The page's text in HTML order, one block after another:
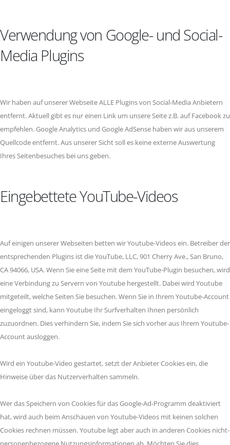
Verwendung von Google- und Social-
Media Plugins
Wir haben auf unserer Webseite ALLE Plugins von Social-Media Anbietern
entfernt. Aktuell gibt es nur einen Link um unsere Seite z.B. auf Facebook zu
empfehlen. Google Analytics und Google AdSense haben wir aus unserem
Quellcode entfernt. Aus unserer Sicht soll es keine externe Auswertung
Ihres Seitenbesuches bei uns geben.
Eingebettete YouTube-Videos
Auf einigen unserer Webseiten betten wir Youtube-Videos ein. Betreiber der
entsprechenden Plugins ist die YouTube, LLC, 901 Cherry Ave., San Bruno,
CA 94066, USA. Wenn Sie eine Seite mit dem YouTube-Plugin besuchen, wird
eine Verbindung zu Servern von Youtube hergestellt. Dabei wird Youtube
mitgeteilt, welche Seiten Sie besuchen. Wenn Sie in Ihrem Youtube-Account
eingeloggt sind, kann Youtube Ihr Surfverhalten Ihnen persönlich
zuzuordnen. Dies verhindern Sie, indem Sie sich vorher aus Ihrem Youtube-
Account ausloggen.
Wird ein Youtube-Video gestartet, setzt der Anbieter Cookies ein, die
Hinweise über das Nutzerverhalten sammeln.
Wer das Speichern von Cookies für das Google-Ad-Programm deaktiviert
hat, wird auch beim Anschauen von Youtube-Videos mit keinen solchen
Cookies rechnen müssen. Youtube legt aber auch in anderen Cookies nicht-